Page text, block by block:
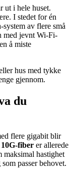
ut i hele huset.
I stedet for én
system av flere små
med jevnt Wi-Fi-
å miste
hus med tykke
gjennom.
du
flere gigabit blir
10G-fiber er allerede
maksimal hastighet
passer behovet.